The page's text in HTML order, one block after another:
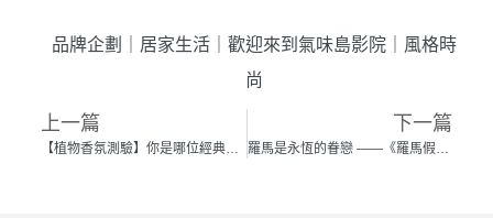
品牌企劃 居家生活 歡迎來到氣味島影院
風格時
尚
上一篇
【植物香氛測驗】你是哪位經典電影女主角 揭秘你的隱藏性格
下一篇
羅馬是永恆的眷戀 ——《羅馬假期》